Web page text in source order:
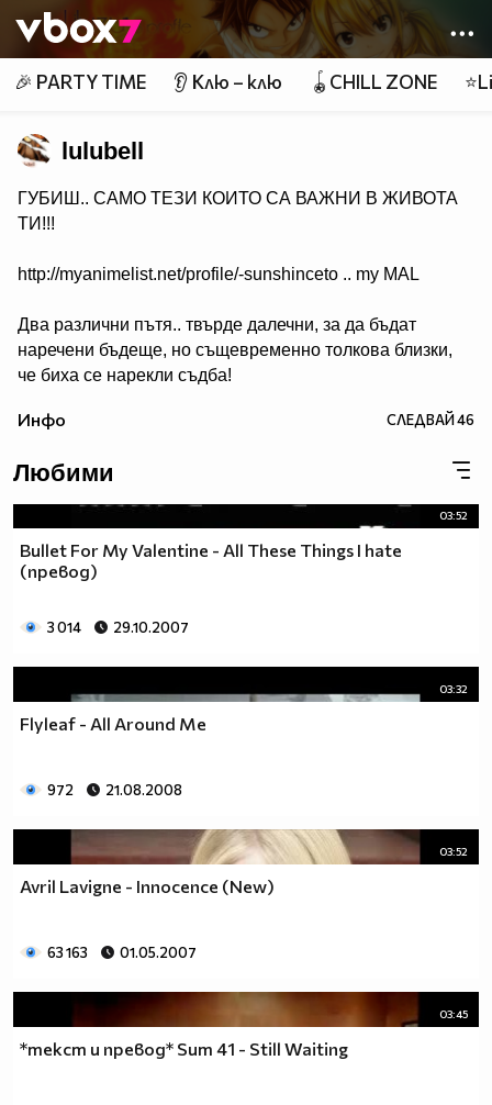
👾
🎉 PARTY TIME 👂 Клю – клю 🪀CHILL ZONE
lulubell
ГУБИШ.. САМО ТЕЗИ КОИТО СА ВАЖНИ В ЖИВОТА
ТИ!!!
http://myanimelist.net/profile/-sunshinceto .. my MAL
Два различни пътя.. твърде далечни, за да бъдат
наречени бъдеще, но същевременно толкова близки,
че биха се нарекли съдба!
Инфо СЛЕДВАЙ46
Любими
03:52
Bullet For My Valentine - All These Things I hate
(превод)
3 014 29.10.2007
03:32
Flyleaf - All Around Me
972 21.08.2008
03:52
Avril Lavigne - Innocence (New)
63 163 01.05.2007
03:45
*текст и превод* Sum 41 - Still Waiting